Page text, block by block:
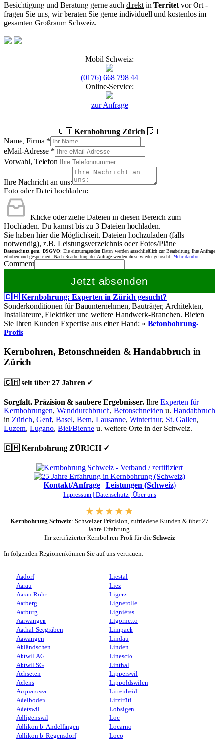
Besichtigung und Beratung gerne auch direkt in Territet vor Ort -
fragen Sie uns, wir beraten Sie gerne individuell und kostenlos im
gesamten Großraum Schweiz.
Mobil Schweiz:
(0176) 668 798 44
Online-Service:
zur Anfrage
🇨🇭 Kernbohrung Zürich 🇨🇭
Name, Firma *
eMail-Adresse *
Vorwahl, Telefon
Ihre Nachricht an uns:
Foto oder Datei hochladen:
Klicke oder ziehe Dateien in diesen Bereich zum
Hochladen. Du kannst bis zu 3 Dateien hochladen.
Sie haben hier die Möglichkeit, Dateien hochzuladen (falls
notwendig), z.B. Leistungsverzeichnis oder Fotos/Pläne
Datenschutz gem. DSGVO: Die einzutragenden Daten werden ausschließlich zur Bearbeitung Ihre Anfrage
erhoben und gespeichert. Nach Bearbeitung der Anfrage werden diese wieder gelöscht. Mehr darüber.
Comment
Jetzt absenden
🇨🇭 Kernbohrung: Experten in Zürich gesucht?
Sonderkonditionen für Bauunternehmen, Bauträger, Architekten,
Installateure, Elektriker und weitere Handwerk-Branchen. Bieten
Sie Ihren Kunden Expertise aus einer Hand: » Betonbohrung-
Profis
Kernbohren, Betonschneiden & Handabbruch in
Zürich
🇨🇭 seit über 27 Jahren ✓
Sorgfalt, Präzision & saubere Ergebnisser. Ihre Experten für
Kernbohrungen, Wanddurchbruch, Betonschneiden u. Handabbruch
in Zürich, Genf, Basel, Bern, Lausanne, Winterthur, St. Gallen,
Luzern, Lugano, Biel/Bienne u. weitere Orte in der Schweiz.
🇨🇭 Kernbohrung ZÜRICH ✓
Kontakt/Anfrage| Leistungen (Schweiz)
Impressum | Datenschutz | Über uns
Kernbohrung Schweiz: Schweizer Präzision, zufriedene Kunden & über 27
Jahre Erfahrung.
Ihr zertifizierter Kernbohren-Profi für die Schweiz
In folgenden Regionenkönnen Sie auf uns vertrauen:
Aadorf
Aarau
Aarau Rohr
Aarberg
Aarburg
Aarwangen
Aathal-Seegräben
Aawangen
Abländschen
Abtwil AG
Abtwil SG
Achseten
Aclens
Acquarossa
Adelboden
Adetswil
Adligenswil
Adlikon b. Andelfingen
Adlikon b. Regensdorf
Liestal
Liez
Ligerz
Lignerolle
Lignières
Ligornetto
Limpach
Lindau
Linden
Linescio
Linthal
Lipperswil
Lippoldswilen
Littenheid
Litzirüti
Lobsigen
Loc
Locarno
Loco